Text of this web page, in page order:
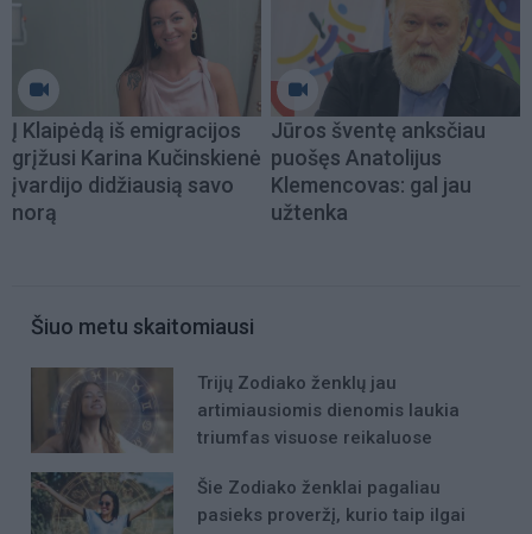
Į Klaipėdą iš emigracijos
grįžusi Karina Kučinskienė
įvardijo didžiausią savo
norą
Jūros šventę anksčiau
puošęs Anatolijus
Klemencovas: gal jau
užtenka
Šiuo metu skaitomiausi
Trijų Zodiako ženklų jau
artimiausiomis dienomis laukia
triumfas visuose reikaluose
Šie Zodiako ženklai pagaliau
pasieks proveržį, kurio taip ilgai